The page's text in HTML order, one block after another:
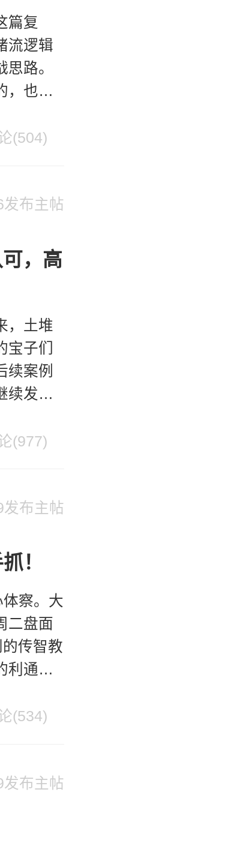
篇复
流逻辑
路。
，也不
(504)
布主帖
，高
，土堆
子们
续案例
续发
(977)
布主帖
！
体察。大
二盘面
传智教
利通电
(534)
布主帖